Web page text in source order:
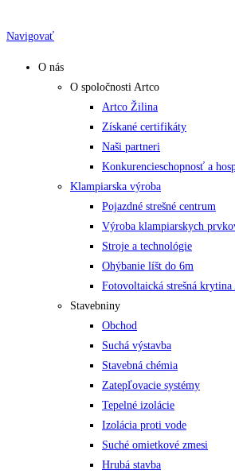
to
Navigovať
O nás
O spoločnosti Artco
Artco Žilina
Získané certifikáty
Naši partneri
Konkurencieschopnosť a
Klampiarska výroba
Pojazdné strešné centrum
Výroba klampiarskych
Stroje a technológie
Ohýbanie líšt do 6m
Fotovoltaická strešná
Stavebniny
Obchod
Suchá výstavba
Stavebná chémia
Zatepľovacie systémy
Tepelné izolácie
Izolácia proti vode
Suché omietkové zmesi
Hrubá stavba